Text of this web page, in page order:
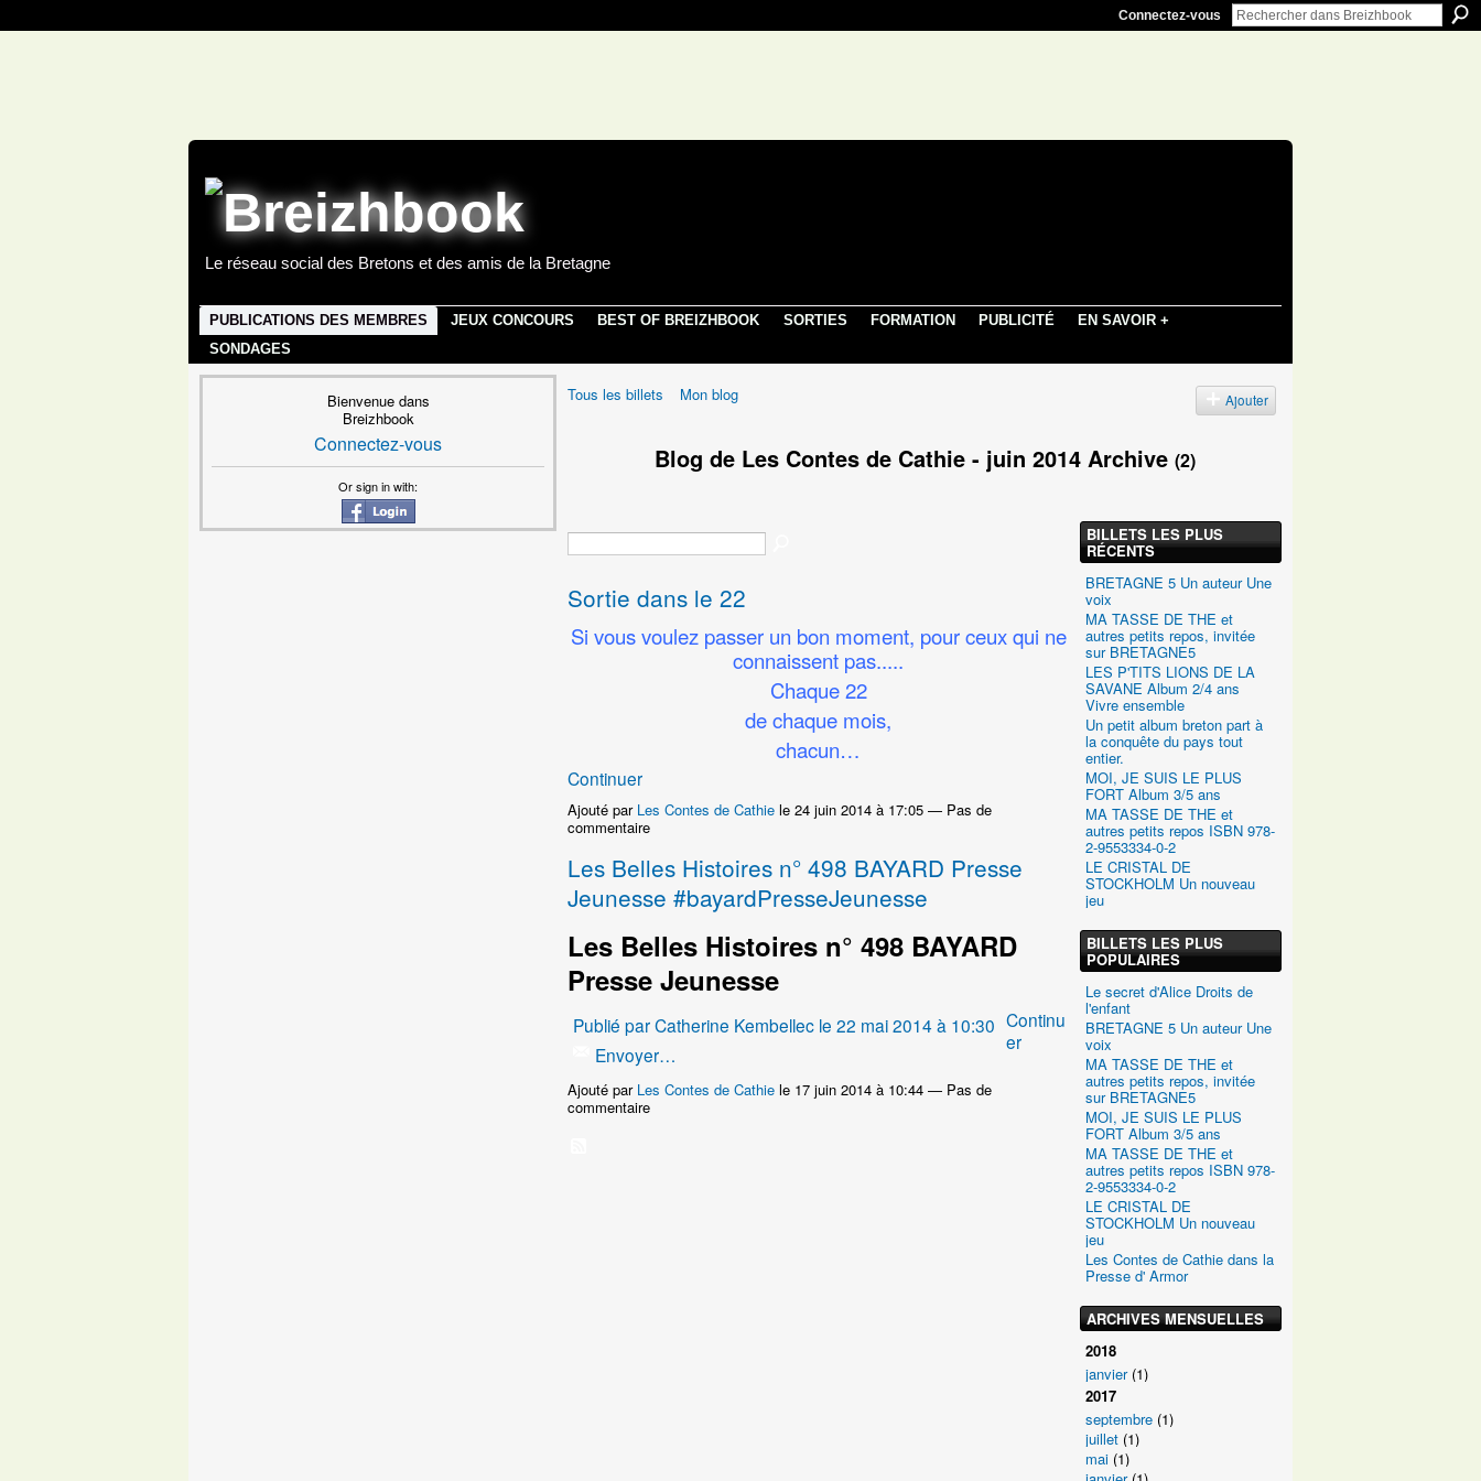
Connectez-vous
Le réseau social des Bretons et des amis de la Bretagne
PUBLICATIONS DES MEMBRES JEUX CONCOURS BEST OF BREIZHBOOK SORTIES FORMATION PUBLICITÉ
EN SAVOIR +
SONDAGES
Bienvenue dans
Breizhbook
Connectez-vous
Or sign in with:
Tous les billets Mon blog Ajouter
Blog de Les Contes de Cathie - juin 2014 Archive (2)
Sortie dans le 22
Si vous voulez passer un bon moment, pour ceux qui ne
connaissent pas.....
Chaque 22
de chaque mois,
chacun…
Continuer
Ajouté par Les Contes de Cathie le 24 juin 2014 à 17:05 — Pas de
commentaire
Les Belles Histoires n° 498 BAYARD Presse
Jeunesse #bayardPresseJeunesse
Les Belles Histoires n° 498 BAYARD
Presse Jeunesse
Publié parCatherine Kembellec le 22 mai 2014 à 10:30
Envoyer…
Continu
er
Ajouté par Les Contes de Cathie le 17 juin 2014 à 10:44 — Pas de
commentaire
BILLETS LES PLUS
RÉCENTS
BRETAGNE 5 Un auteur Une
voix
MA TASSE DE THE et
autres petits repos, invitée
sur BRETAGNE5
LES P'TITS LIONS DE LA
SAVANE Album 2/4 ans
Vivre ensemble
Un petit album breton part à
la conquête du pays tout
entier.
MOI, JE SUIS LE PLUS
FORT Album 3/5 ans
MA TASSE DE THE et
autres petits repos ISBN 978-
2-9553334-0-2
LE CRISTAL DE
STOCKHOLM Un nouveau
jeu
BILLETS LES PLUS
POPULAIRES
Le secret d'Alice Droits de
l'enfant
BRETAGNE 5 Un auteur Une
voix
MA TASSE DE THE et
autres petits repos, invitée
sur BRETAGNE5
MOI, JE SUIS LE PLUS
FORT Album 3/5 ans
MA TASSE DE THE et
autres petits repos ISBN 978-
2-9553334-0-2
LE CRISTAL DE
STOCKHOLM Un nouveau
jeu
Les Contes de Cathie dans la
Presse d' Armor
ARCHIVES MENSUELLES
2018
janvier(1)
2017
septembre (1)
juillet (1)
mai (1)